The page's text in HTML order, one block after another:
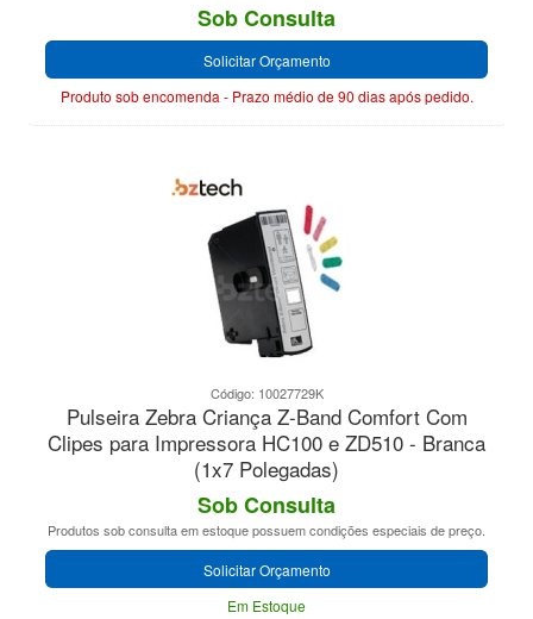
Sob Consulta
Solicitar Orçamento
Produto sob encomenda - Prazo médio de 90 dias após pedido.
Código: 10027729K
Pulseira Zebra Criança Z-Band Comfort Com
Clipes para Impressora HC100 e ZD510 - Branca
(1x7 Polegadas)
Sob Consulta
Produtos sob consulta em estoque possuem condições especiais de preço.
Solicitar Orçamento
Em Estoque